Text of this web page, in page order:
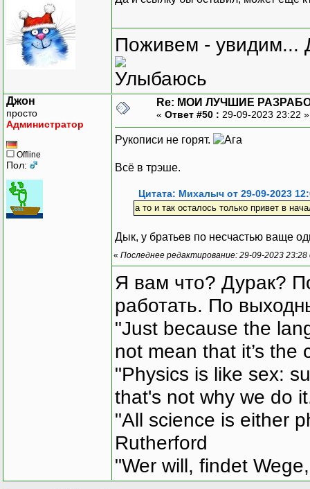
Поживем - увидим...
Джон
просто
Администратор
Offline
Пол:
Re: МОИ ЛУЧШИЕ
« Ответ #50 : 29-09-2023 23:22
Рукописи не горят.
Всё в трэше.
Цитата: Михалыч от 29-09-2023
а то и так осталось только привет в
Дык, у братьев по несчастью ваще
« Последнее редактирование: 29-09-2023
Я вам что? Дурак?
работать. По
"Just because the
not mean that it’s the
"Physics is like sex:
that's not why we do
"All science is either
Rutherford
"Wer will, findet